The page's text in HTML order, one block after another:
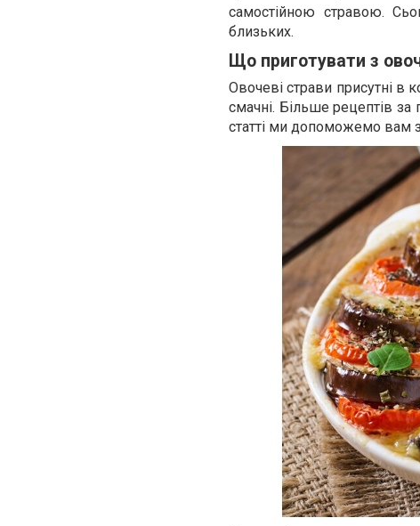
самостійною стравою.
близьких.
Що приготувати з
Овочеві страви присутні в
смачні. Більше рецептів за
статті ми допоможемо вам